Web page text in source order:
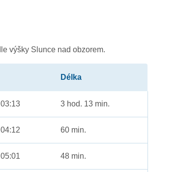
výšky Slunce nad obzorem.
Délka
3 hod. 13 min.
60 min.
48 min.